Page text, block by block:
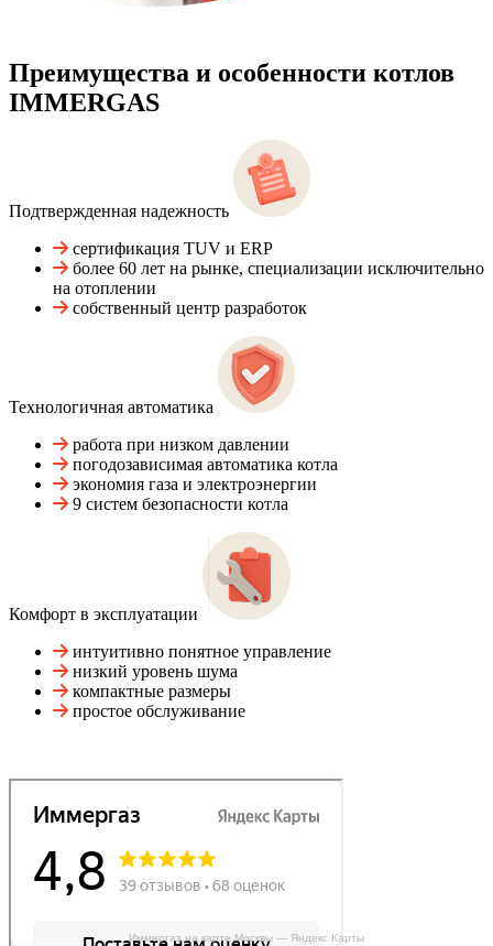
Преимущества и особенности котлов
IMMERGAS
Подтвержденная надежность
сертификация TUV и ERP
более 60 лет на рынке, специализации исключительно
на отоплении
собственный центр разработок
Технологичная автоматика
работа при низком давлении
погодозависимая автоматика котла
экономия газа и электроэнергии
9 систем безопасности котла
Комфорт в эксплуатации
интуитивно понятное управление
низкий уровень шума
компактные размеры
простое обслуживание
Иммергаз на карте Москвы — Яндекс Карты